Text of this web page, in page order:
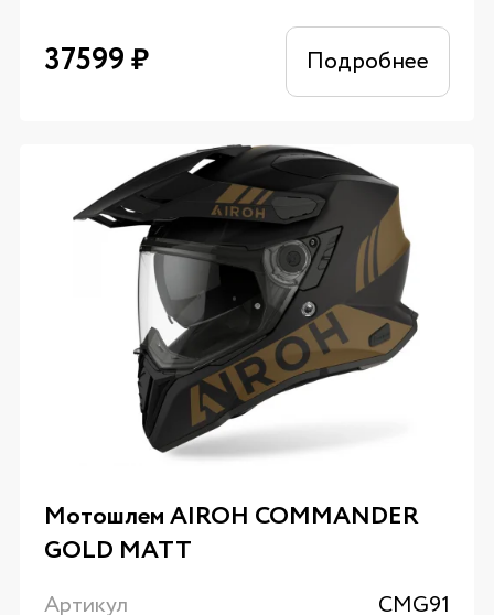
37599₽ Подробнее
Мотошлем AIROH COMMANDER
GOLD MATT
Артикул
CMG91